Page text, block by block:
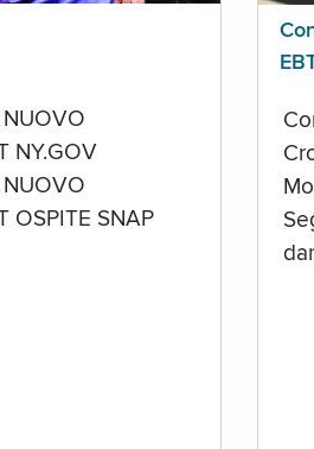
NUOVO
NY.GOV
NUOVO
OSPITE SNAP